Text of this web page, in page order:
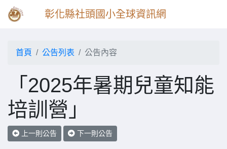
彰化縣社頭國小全球資訊網
首頁 公告列表 公告內容
「2025年暑期兒童知能
培訓營」
上一則公告 下一則公告